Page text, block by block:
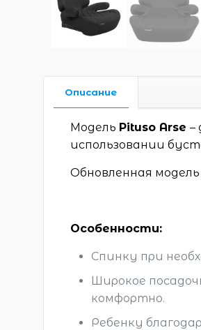
Описание
Модель Pituso Arse –
использовании
Обновленная модель
Особенности:
Спинку при
Широкое
комфортно.
Ребенку